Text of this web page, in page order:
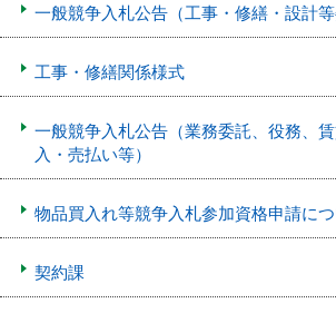
一般競争入札公告（工事・修繕・設計等
工事・修繕関係様式
一般競争入札公告（業務委託、役務、
入・売払い等）
物品買入れ等競争入札参加資格申請に
契約課